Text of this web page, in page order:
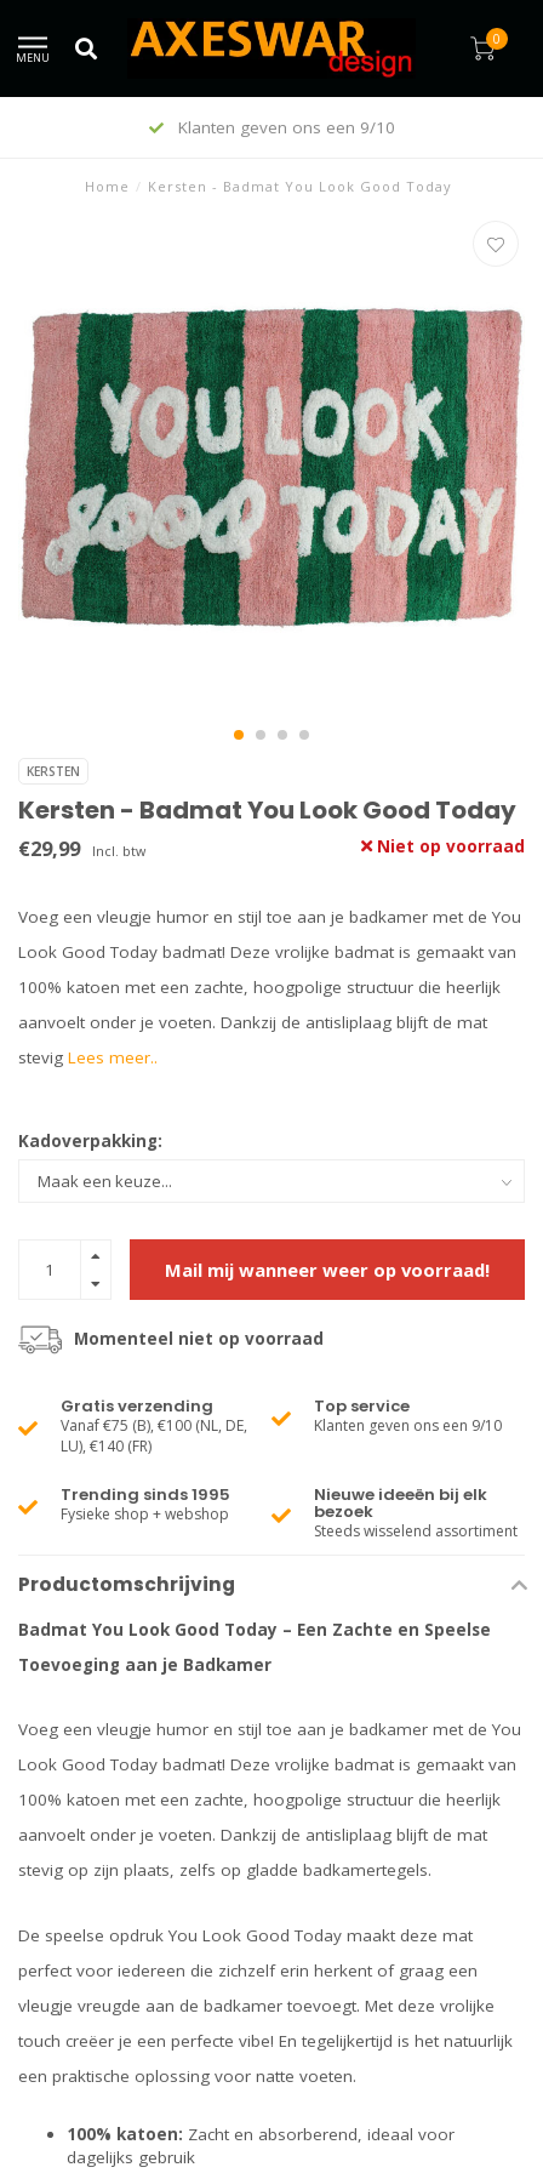
MENU
0
Klanten geven ons een 9/10
Home / Kersten - Badmat You Look Good Today
KERSTEN
Kersten - Badmat You Look Good Today
€29,99 Incl. btw Niet op voorraad
Voeg een vleugje humor en stijl toe aan je badkamer met de You
Look Good Today badmat! Deze vrolijke badmat is gemaakt van
100% katoen met een zachte, hoogpolige structuur die heerlijk
aanvoelt onder je voeten. Dankzij de antisliplaag blijft de mat
stevig Lees meer..
Kadoverpakking:
Mail mij wanneer weer op voorraad!
Momenteel niet op voorraad
Gratis verzending
Vanaf €75 (B), €100 (NL, DE,
LU), €140 (FR)
Top service
Klanten geven ons een 9/10
Trending sinds 1995
Fysieke shop + webshop
Nieuwe ideeën bij elk
bezoek
Steeds wisselend assortiment
Productomschrijving
Badmat You Look Good Today – Een Zachte en Speelse
Toevoeging aan je Badkamer
Voeg een vleugje humor en stijl toe aan je badkamer met de You
Look Good Today badmat! Deze vrolijke badmat is gemaakt van
100% katoen met een zachte, hoogpolige structuur die heerlijk
aanvoelt onder je voeten. Dankzij de antisliplaag blijft de mat
stevig op zijn plaats, zelfs op gladde badkamertegels.
De speelse opdruk You Look Good Today maakt deze mat
perfect voor iedereen die zichzelf erin herkent of graag een
vleugje vreugde aan de badkamer toevoegt. Met deze vrolijke
touch creëer je een perfecte vibe! En tegelijkertijd is het natuurlijk
een praktische oplossing voor natte voeten.
100% katoen: Zacht en absorberend, ideaal voor
dagelijks gebruik